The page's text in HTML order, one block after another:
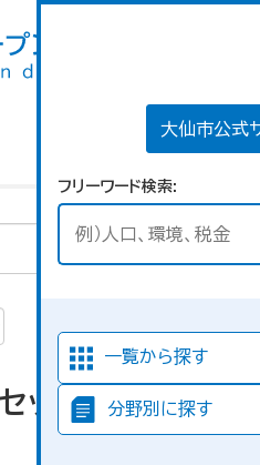
大仙市公式
フリーワード検索
一覧から探す
分野別に探す
ットが見つか